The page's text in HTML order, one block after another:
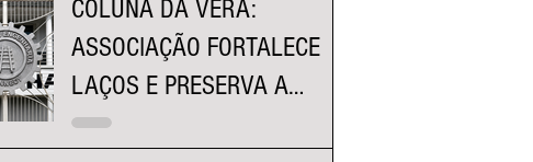
COLUNA DA VERA:
ASSOCIAÇÃO FORTALECE
LAÇOS E PRESERVA A
HISTÓRIA DA FACULDADE